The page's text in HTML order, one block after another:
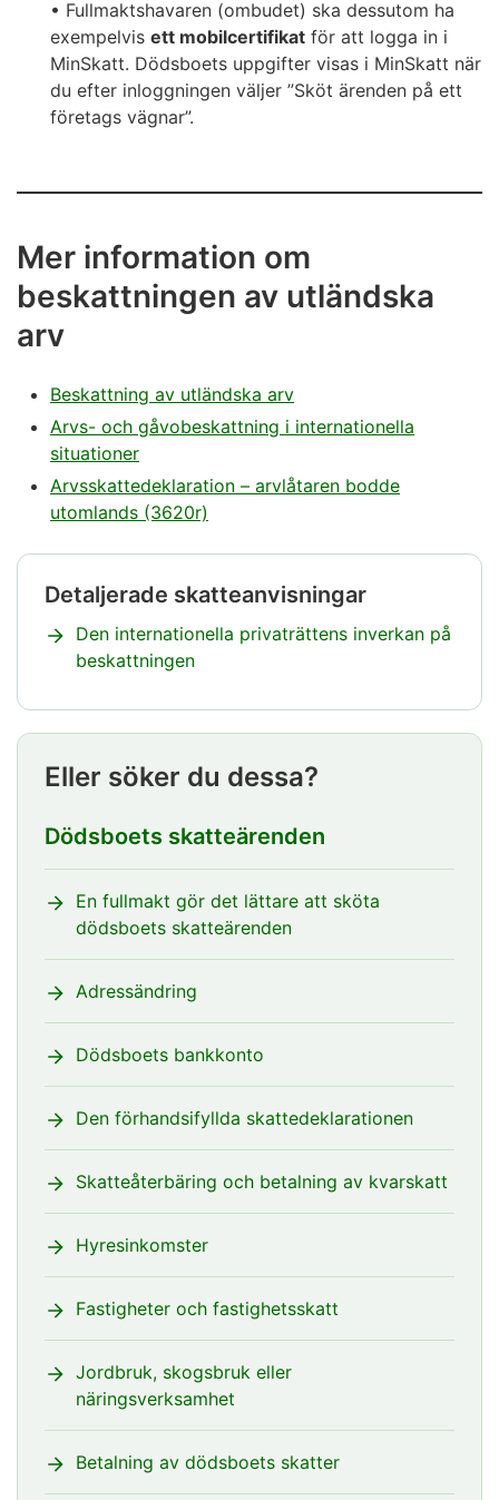
• Fullmaktshavaren (ombudet) ska dessutom ha
exempelvis ett mobilcertifikat för att logga in i
MinSkatt. Dödsboets uppgifter visas i MinSkatt när
du efter inloggningen väljer ”Sköt ärenden på ett
företags vägnar”.
Mer information om
beskattningen av utländska
arv
Beskattning av utländska arv
Arvs- och gåvobeskattning i internationella
situationer
Arvsskattedeklaration – arvlåtaren bodde
utomlands (3620r)
Notisen
Detaljerade skatteanvisningar
Den internationella privaträttens inverkan på
beskattningen
Eller söker du dessa?
Dödsboets skatteärenden
En fullmakt gör det lättare att sköta
dödsboets skatteärenden
Adressändring
Dödsboets bankkonto
Den förhandsifyllda skattedeklarationen
Skatteåterbäring och betalning av kvarskatt
Hyresinkomster
Fastigheter och fastighetsskatt
Jordbruk, skogsbruk eller
näringsverksamhet
Betalning av dödsboets skatter